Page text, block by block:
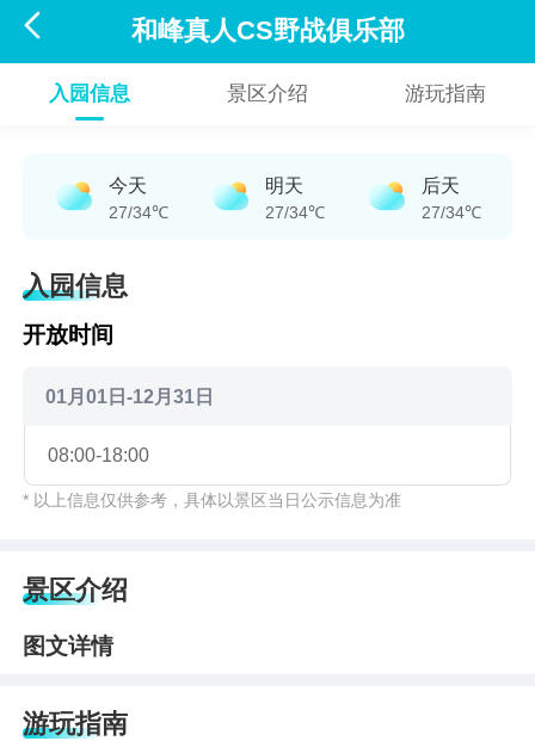
 和峰真人CS野战俱乐部
入园信息 景区介绍 游玩指南
今天
27/34℃
明天
27/34℃
后天
27/34℃
入园信息
开放时间
01月01日-12月31日
08:00-18:00
* 以上信息仅供参考，具体以景区当日公示信息为准
景区介绍
图文详情
游玩指南